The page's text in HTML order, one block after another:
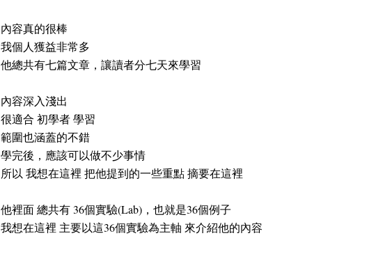
內容真的很棒
我個人獲益非常多
他總共有七篇文章，讓讀者分七天來學習
內容深入淺出
很適合 初學者 學習
範圍也涵蓋的不錯
學完後，應該可以做不少事情
所以 我想在這裡 把他提到的一些重點 摘要在這裡
他裡面 總共有 36個實驗(Lab)，也就是36個例子
我想在這裡 主要以這36個實驗為主軸 來介紹他的內容